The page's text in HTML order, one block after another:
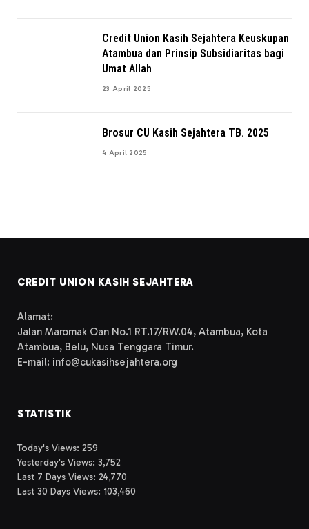
Credit Union Kasih Sejahtera Keuskupan
Atambua dan Prinsip Subsidiaritas bagi
Umat Allah
23 April 2025
Brosur CU Kasih Sejahtera TB. 2025
4 April 2025
CREDIT UNION KASIH SEJAHTERA
Alamat:
Jalan Maromak Oan No.1 RT.17/RW.04, Atambua, Kota
Atambua, Belu, Nusa Tenggara Timur.
E-mail: info@cukasihsejahtera.org
STATISTIK
Today's Views: 259
Yesterday's Views: 3,752
Last 7 Days Views: 24,770
Last 30 Days Views: 103,460